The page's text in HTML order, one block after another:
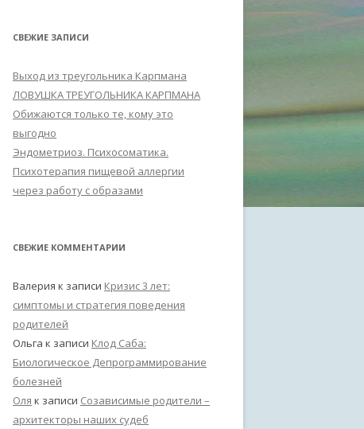
СВЕЖИЕ ЗАПИСИ
Выход из треугольника Карпмана
ЛОВУШКА ТРЕУГОЛЬНИКА КАРПМАНА
Обижаются только те, кому это
выгодно
Эндометриоз. Психосоматика.
Психотерапия пищевой аллергии
через работу с образами
СВЕЖИЕ КОММЕНТАРИИ
Валерия к записи Кризис 3 лет:
симптомы и стратегия поведения
родителей
Ольга к записи Клод Саба:
Биологическое Депрограммирование
болезней
Оля к записи Созависимые родители –
архитекторы наших судеб